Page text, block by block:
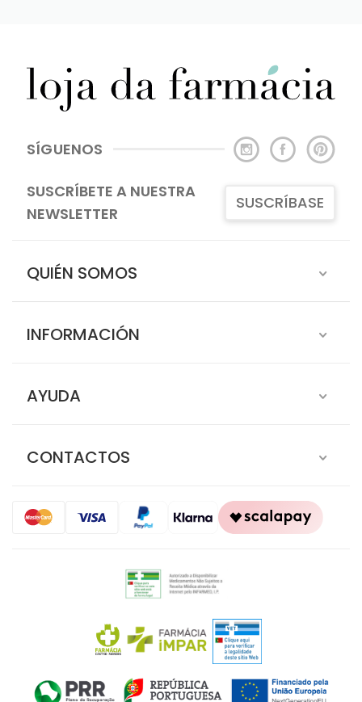
SÍGUENOS
SUSCRÍBETE A NUESTRA
NEWSLETTER
SUSCRÍBASE
QUIÉN SOMOS
INFORMACIÓN
AYUDA
CONTACTOS